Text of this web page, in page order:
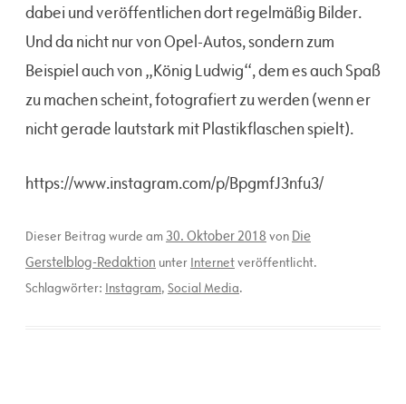
dabei und veröffentlichen dort regelmäßig Bilder.
Und da nicht nur von Opel-Autos, sondern zum
Beispiel auch von „König Ludwig“, dem es auch Spaß
zu machen scheint, fotografiert zu werden (wenn er
nicht gerade lautstark mit Plastikflaschen spielt).
https://www.instagram.com/p/BpgmfJ3nfu3/
Dieser Beitrag wurde am 30. Oktober 2018 von Die
Gerstelblog-Redaktion unter Internetveröffentlicht.
Schlagwörter: Instagram, Social Media.